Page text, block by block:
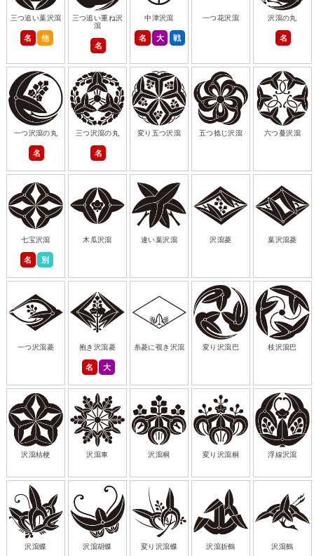
三つ追い葉沢瀉
名 他
三つ追い重ね沢
瀉
名
中津沢瀉
名 大 戦
一つ花沢瀉 沢瀉の丸
名
一つ沢瀉の丸
名
三つ沢瀉の丸
名
変り五つ沢瀉 五つ捻じ沢瀉 六つ蔓沢瀉
七宝沢瀉
名 別
木瓜沢瀉 違い葉沢瀉 沢瀉菱 葉沢瀉菱
一つ沢瀉菱 抱き沢瀉菱
名 大
糸菱に覗き沢瀉 変り沢瀉巴 枝沢瀉巴
沢瀉桔梗 沢瀉車 沢瀉桐 変り沢瀉桐 浮線沢瀉
沢瀉蝶 沢瀉胡蝶 変り沢瀉蝶 沢瀉折鶴 沢瀉鶴